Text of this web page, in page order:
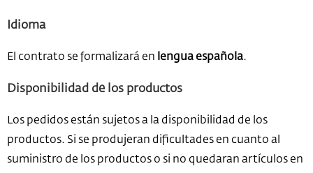
Idioma
El contrato se formalizará en lengua española.
Disponibilidad de los productos
Los pedidos están sujetos a la disponibilidad de los
productos. Si se produjeran dificultades en cuanto al
suministro de los productos o si no quedaran artículos en